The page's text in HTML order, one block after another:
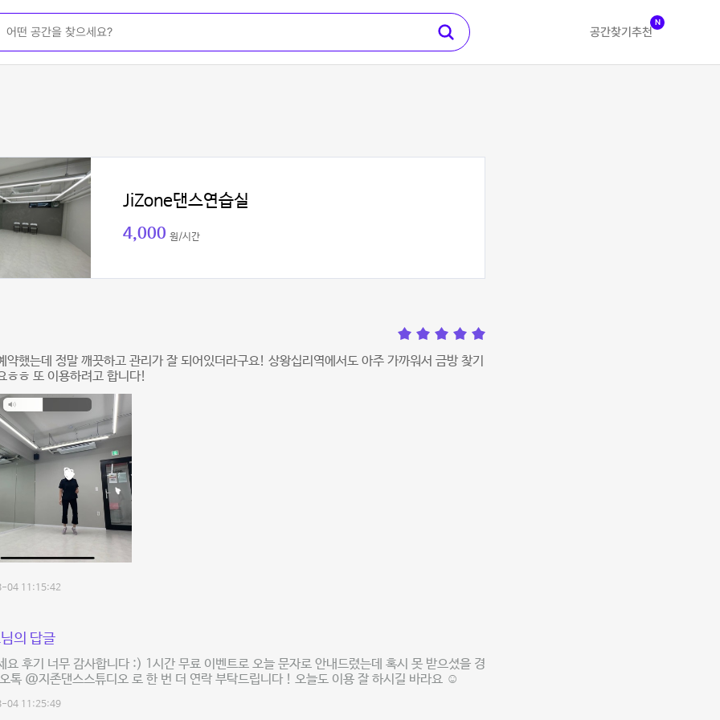
공간찾기 추천
N
JiZone댄스연습실
4,000 원/시간
약했는데 정말 깨끗하고 관리가 잘 되어있더라구요! 상왕십리역에서도 아주 가까워서 금방 찾기
ㅎㅎ 또 이용하려고 합니다!
04 11:15:42
의 답글
요 후기 너무 감사합니다 :) 1시간 무료 이벤트로 오늘 문자로 안내드렸는데 혹시 못 받으셨을 경
톡 @지존댄스스튜디오 로 한 번 더 연락 부탁드립니다 ! 오늘도 이용 잘 하시길 바라요 ☺️
04 11:25:49